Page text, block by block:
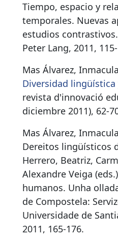
Tiempo, espacio y
temporales. Nuevas
estudios
Peter Lang, 2011,
Mas Álvarez,
Diversidad lingüística
revista d'innovació
diciembre 2011), 62-
Mas Álvarez,
Dereitos lingüísticos
Herrero, Beatriz,
Alexandre Veiga
humanos. Unha
de Compostela:
Universidade de
2011, 165-176.